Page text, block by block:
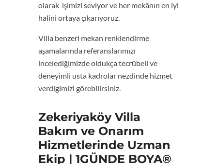
olarak işimizi seviyor ve her mekânın en iyi
halini ortaya çıkarıyoruz.
Villa benzeri mekan renklendirme
aşamalarında referanslarımızı
incelediğimizde oldukça tecrübeli ve
deneyimli usta kadrolar nezdinde hizmet
verdigimizi görebilirsiniz.
Zekeriyaköy Villa
Bakım ve Onarım
Hizmetlerinde Uzman
Ekip | 1GÜNDE BOYA®